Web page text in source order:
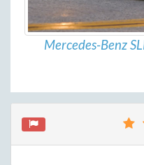
Mercedes-Benz